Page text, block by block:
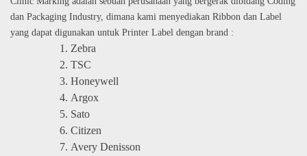
dan Packaging Industry, dimana kami menyediakan Ribbon dan Label
yang dapat digunakan untuk Printer Label dengan brand :
Zebra
TSC
Honeywell
Argox
Sato
Citizen
Avery Denisson